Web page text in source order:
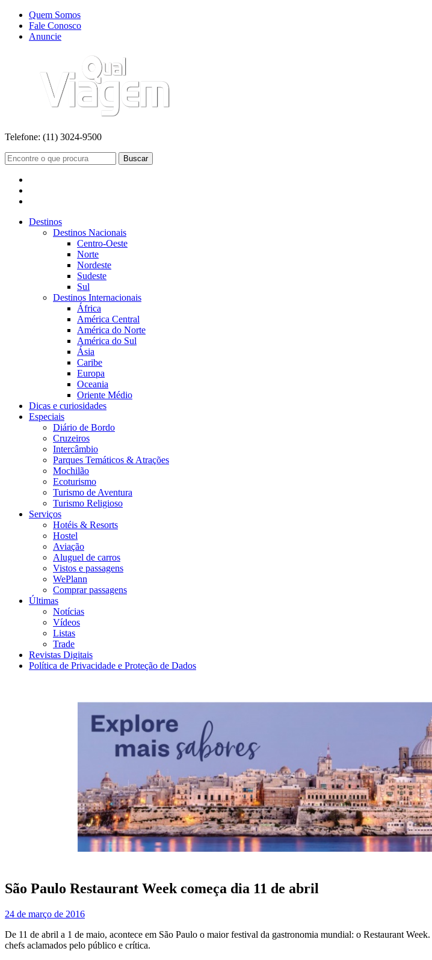
Quem Somos
Fale Conosco
Anuncie
Telefone: (11) 3024-9500
Buscar
Destinos
Destinos Nacionais
Centro-Oeste
Norte
Nordeste
Sudeste
Sul
Destinos Internacionais
África
América Central
América do Norte
América do Sul
Ásia
Caribe
Europa
Oceania
Oriente Médio
Dicas e curiosidades
Especiais
Diário de Bordo
Cruzeiros
Intercâmbio
Parques Temáticos & Atrações
Mochilão
Ecoturismo
Turismo de Aventura
Turismo Religioso
Serviços
Hotéis & Resorts
Hostel
Aviação
Aluguel de carros
Vistos e passagens
WePlann
Comprar passagens
Últimas
Notícias
Vídeos
Listas
Trade
Revistas Digitais
Política de Privacidade e Proteção de Dados
São Paulo Restaurant Week começa dia 11 de abril
24 de março de 2016
De 11 de abril a 1 de maio, acontece em São Paulo o maior festival da gastronomia mundial: o Restaurant
chefs aclamados pelo público e crítica.